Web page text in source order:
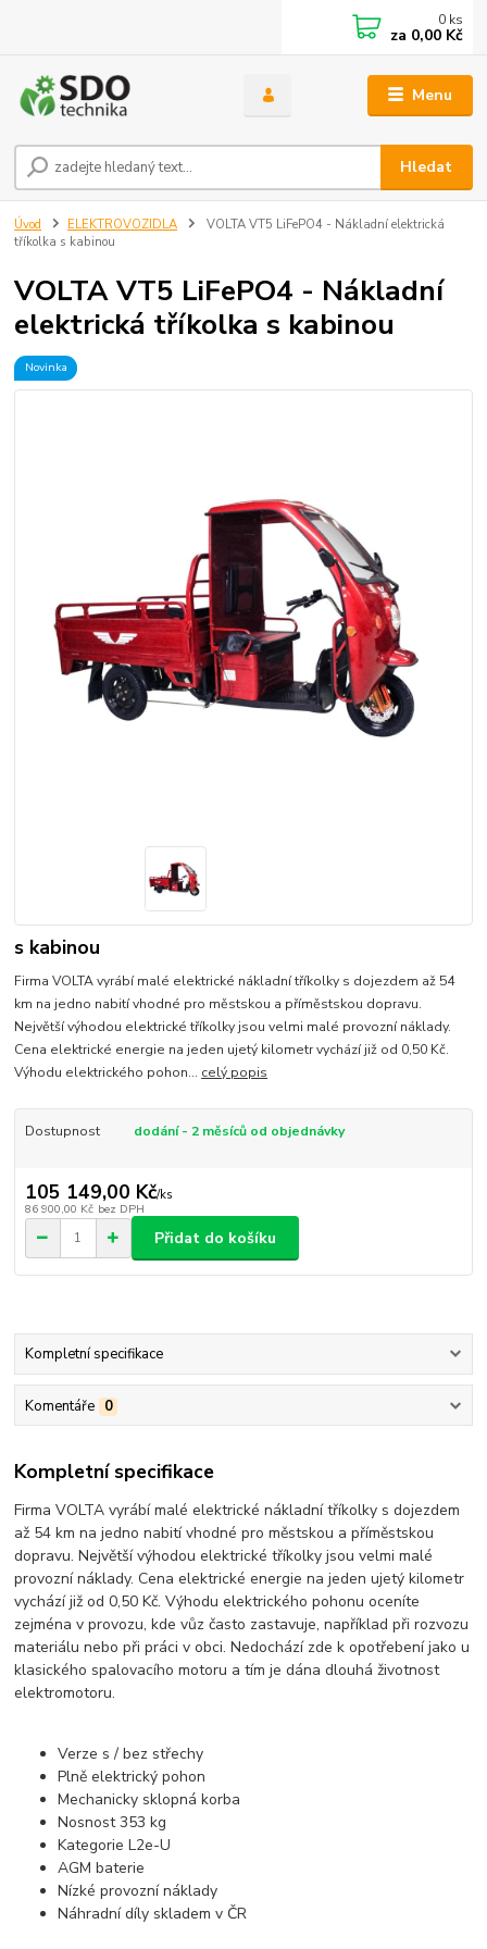
Menu
Hledat
0 ks
za 0,00 Kč
Úvod ELEKTROVOZIDLA
VOLTA VT5 LiFePO4 - Nákladní elektrická
tříkolka s kabinou
VOLTA VT5 LiFePO4 - Nákladní
elektrická tříkolka s kabinou
Novinka
s kabinou
Firma VOLTA vyrábí malé elektrické nákladní tříkolky s dojezdem až 54
km na jedno nabití vhodné pro městskou a příměstskou dopravu.
Největší výhodou elektrické tříkolky jsou velmi malé provozní náklady.
Cena elektrické energie na jeden ujetý kilometr vychází již od 0,50 Kč.
Výhodu elektrického pohon... celý popis
Dostupnost dodání - 2 měsíců od objednávky
105 149,00 Kč/ks
86 900,00 Kč bez DPH
Přidat do košíku
Kompletní specifikace
Komentáře 0
Kompletní specifikace
Firma VOLTA vyrábí malé elektrické nákladní tříkolky s dojezdem
až 54 km na jedno nabití vhodné pro městskou a příměstskou
dopravu. Největší výhodou elektrické tříkolky jsou velmi malé
provozní náklady. Cena elektrické energie na jeden ujetý kilometr
vychází již od 0,50 Kč. Výhodu elektrického pohonu oceníte
zejména v provozu, kde vůz často zastavuje, například při rozvozu
materiálu nebo při práci v obci. Nedochází zde k opotřebení jako u
klasického spalovacího motoru a tím je dána dlouhá životnost
elektromotoru.
Verze s / bez střechy
Plně elektrický pohon
Mechanicky sklopná korba
Nosnost 353 kg
Kategorie L2e-U
AGM baterie
Nízké provozní náklady
Náhradní díly skladem v ČR